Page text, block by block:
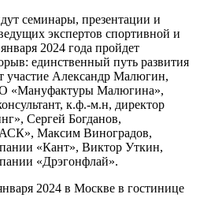
семинары, презентации и
экспертов спортивной и
2024 года пройдет
единственный путь развития
участие Александр Малюгин,
«Мануфактуры Малюгина»,
к.ф.-м.н, директор
Сергей Богданов,
Максим Виноградов,
«Кант», Виктор Уткин,
«Дрэгонфлай».
2024 в Москве в гостинице